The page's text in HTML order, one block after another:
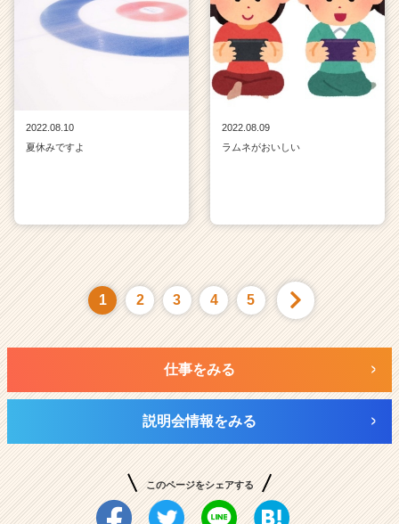
2022.08.10
夏休みですよ
2022.08.09
ラムネがおいしい
1 2 3 4 5
仕事をみる
説明会情報をみる
このページをシェアする